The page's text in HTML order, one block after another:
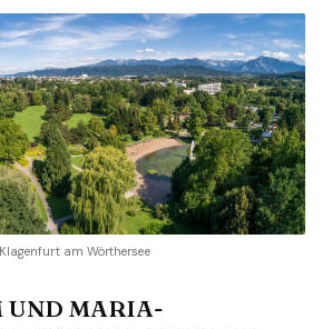
am Wörthersee
UND MARIA-